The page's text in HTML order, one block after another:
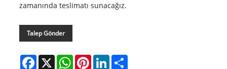
zamanında teslimatı sunacağız.
Talep Gönder
Facebook
X WhatsAppPinterestLinkedInShare